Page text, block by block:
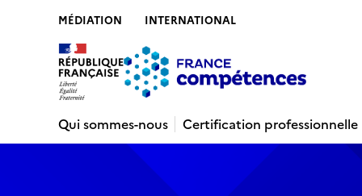
MÉDIATION INTERNATIONAL
Qui sommes-nous
Certification professionnelle